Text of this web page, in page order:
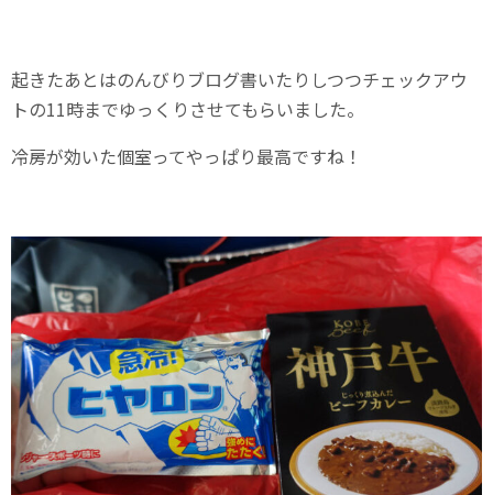
起きたあとはのんびりブログ書いたりしつつチェックアウ
トの11時までゆっくりさせてもらいました。
冷房が効いた個室ってやっぱり最高ですね！